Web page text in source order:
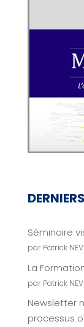
Séminaire
par Patrick
La
par Patrick
Newsletter
processus